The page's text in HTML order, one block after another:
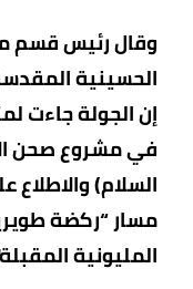
وقال رئيس قسم
الحسينية
إن الجولة جاءت
في مشروع صحن
السلام)
مسار “ركضة
المليونية